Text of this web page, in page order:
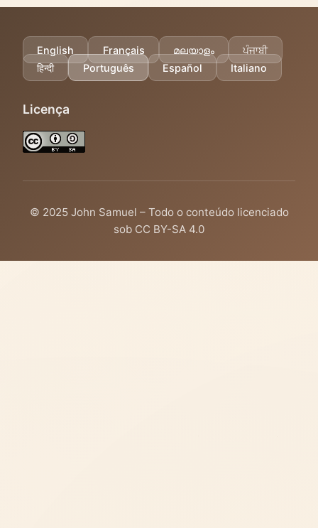
English Français മലയാളം
ਪੰਜਾਬੀ
हिन्दी
Português Español Italiano
Licença
© 2025 John Samuel – Todo o conteúdo licenciado
sob CC BY-SA 4.0